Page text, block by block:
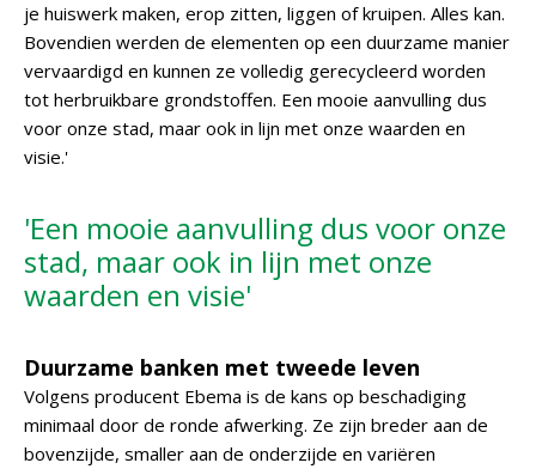
je huiswerk maken, erop zitten, liggen of kruipen. Alles kan.
Bovendien werden de elementen op een duurzame manier
vervaardigd en kunnen ze volledig gerecycleerd worden
tot herbruikbare grondstoffen. Een mooie aanvulling dus
voor onze stad, maar ook in lijn met onze waarden en
visie.'
'Een mooie aanvulling dus voor onze
stad, maar ook in lijn met onze
waarden en visie'
Duurzame banken met tweede leven
Volgens producent Ebema is de kans op beschadiging
minimaal door de ronde afwerking. Ze zijn breder aan de
bovenzijde, smaller aan de onderzijde en variëren